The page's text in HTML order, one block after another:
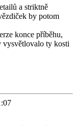
a striktně
by potom
konce příběhu,
vysvětlovalo ty kosti